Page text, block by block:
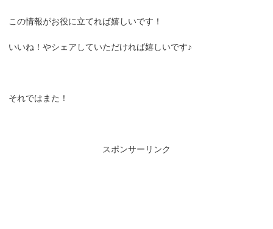
この情報がお役に立てれば嬉しいです！
いいね！やシェアしていただければ嬉しいです♪
それではまた！
スポンサーリンク